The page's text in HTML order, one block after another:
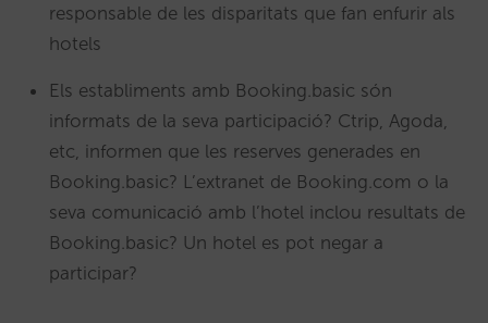
responsable de les disparitats que fan enfurir als
hotels
Els establiments amb Booking.basic són
informats de la seva participació? Ctrip, Agoda,
etc, informen que les reserves generades en
Booking.basic? L’extranet de Booking.com o la
seva comunicació amb l’hotel inclou resultats de
Booking.basic? Un hotel es pot negar a
participar?